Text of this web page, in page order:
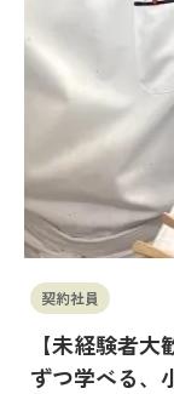
契約社員
【未経験者
ずつ学べる、